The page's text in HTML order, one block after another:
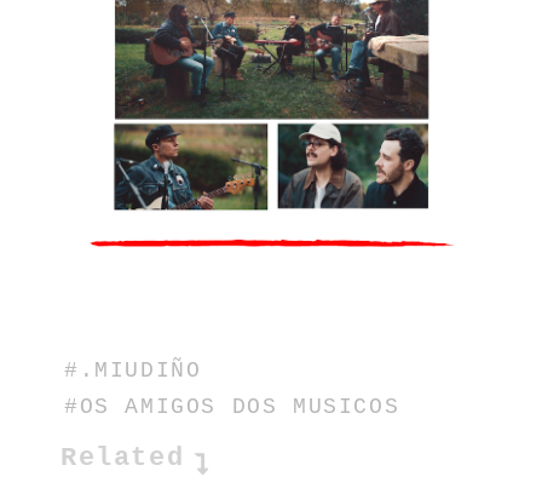
#.MIUDIÑO
#OS AMIGOS DOS MUSICOS
Related